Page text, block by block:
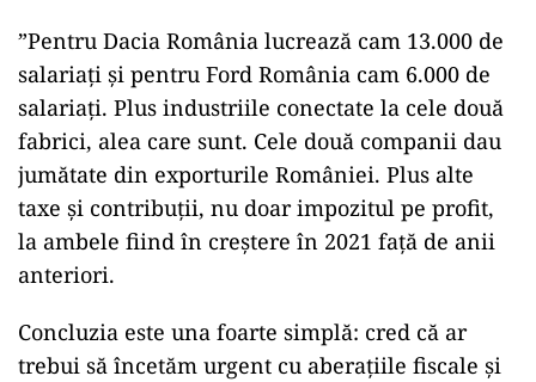
”Pentru Dacia România lucrează cam 13.000 de
salariați și pentru Ford România cam 6.000 de
salariați. Plus industriile conectate la cele două
fabrici, alea care sunt. Cele două companii dau
jumătate din exporturile României. Plus alte
taxe și contribuții, nu doar impozitul pe profit,
la ambele fiind în creștere în 2021 față de anii
anteriori.
Concluzia este una foarte simplă: cred că ar
trebui să încetăm urgent cu aberațiile fiscale și